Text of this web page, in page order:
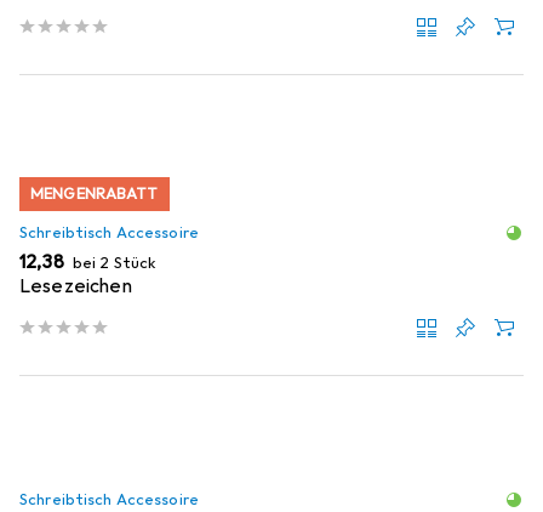
MENGENRABATT
Schreibtisch Accessoire
EUR
12,38 bei 2 Stück
Lesezeichen
Schreibtisch Accessoire